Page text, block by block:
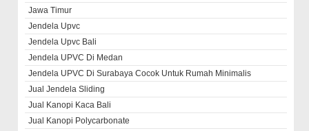
Jawa Timur
Jendela Upvc
Jendela Upvc Bali
Jendela UPVC Di Medan
Jendela UPVC Di Surabaya Cocok Untuk Rumah Minimalis
Jual Jendela Sliding
Jual Kanopi Kaca Bali
Jual Kanopi Polycarbonate